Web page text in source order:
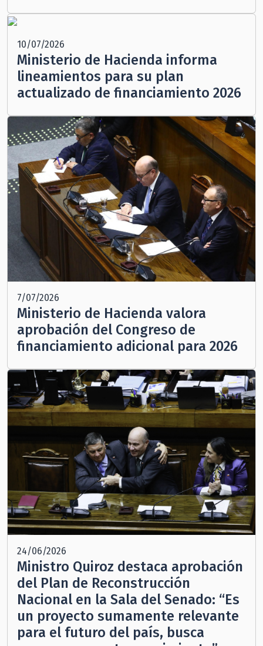
10/07/2026
Ministerio de Hacienda informa
lineamientos para su plan
actualizado de financiamiento 2026
7/07/2026
Ministerio de Hacienda valora
aprobación del Congreso de
financiamiento adicional para 2026
24/06/2026
Ministro Quiroz destaca aprobación
del Plan de Reconstrucción
Nacional en la Sala del Senado: “Es
un proyecto sumamente relevante
para el futuro del país, busca